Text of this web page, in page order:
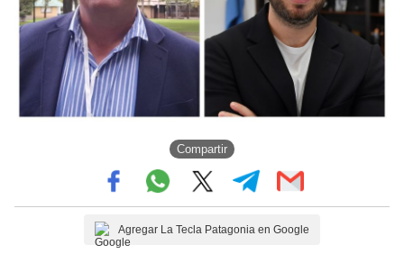
Compartir
Agregar La Tecla Patagonia en Google